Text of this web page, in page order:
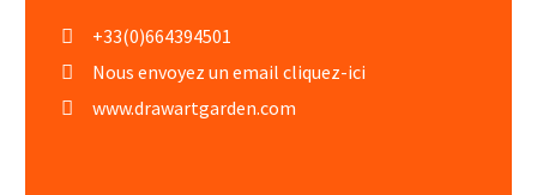
+33(0)664394501
Nous envoyez un email cliquez-ici
www.drawartgarden.com